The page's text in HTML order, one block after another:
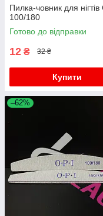
Пилка-човник для нігтів
100/180
Готово до відправки
12 ₴ 32 ₴
Купити
–62%